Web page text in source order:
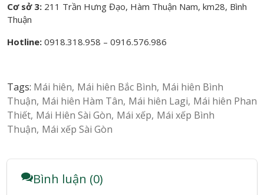
Cơ sở 3: 211 Trần Hưng Đạo, Hàm Thuận Nam, km28, Bình
Thuận
Hotline: 0918.318.958 – 0916.576.986
Tags: Mái hiên Mái hiên Bắc Bình Mái hiên Bình
Thuận Mái hiên Hàm Tân Mái hiên Lagi Mái hiên Phan
Thiết Mái Hiên Sài Gòn Mái xếp Mái xếp Bình
Thuận Mái xếp Sài Gòn
Bình luận (0)